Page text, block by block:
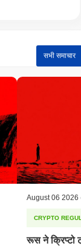
सभी समाचार
August 06 2026
CRYPTO
रूस ने क्रिप्टो